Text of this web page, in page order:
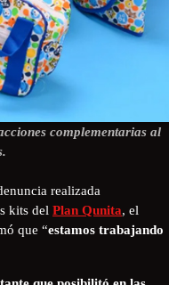
complementarias al
realizada
kits del Plan Qunita, el
que “estamos trabajando